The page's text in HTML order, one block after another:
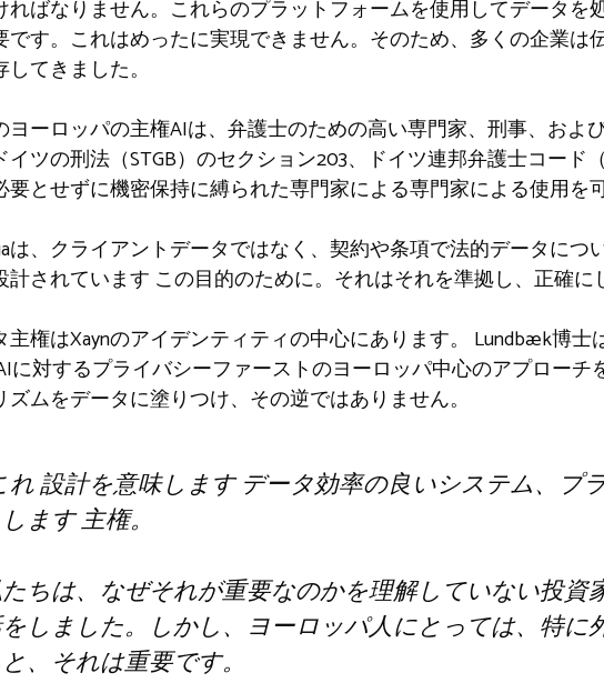
ればなりません。これらのプラットフォームを使用してデータを
です。これはめったに実現できません。そのため、多くの企業は
てきました。
ヨーロッパの主権AIは、弁護士のための高い専門家、刑事、およ
イツの刑法（STGB）のセクション203、ドイツ連邦弁護士コード
要とせずに機密保持に縛られた専門家による専門家による使用を
は、クライアントデータではなく、契約や条項で法的データにつ
計されています この目的のために。それはそれを準拠し、正確に
主権はXaynのアイデンティティの中心にあります。 Lundbæk博
に対するプライバシーファーストのヨーロッパ中心のアプロー
ズムをデータに塗りつけ、その逆ではありません。
れ設計を意味しますデータ効率の良いシステム、プ
します主権。
ちは、なぜそれが重要なのかを理解していない投資
しました。しかし、ヨーロッパ人にとっては、特に
、それは重要です。